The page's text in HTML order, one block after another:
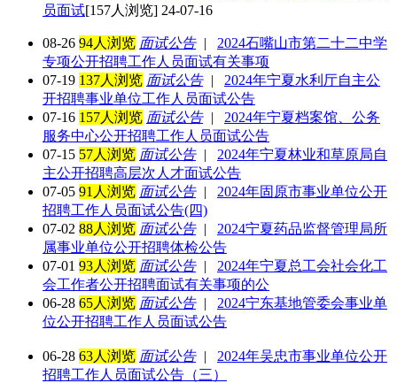
员面试[157人浏览] 24-07-16
08-26 94人浏览 面试公告|
2024石嘴山市第二十二中学
专项公开招聘工作人员面试有关事项
07-19 137人浏览 面试公告|
2024年宁夏水利厅自主公
开招聘事业单位工作人员面试公告
07-16 157人浏览 面试公告|
2024年宁夏档案馆、公务
服务中心公开招聘工作人员面试公告
07-15 57人浏览 面试公告|
2024年宁夏林业和草原局自
主公开招聘高层次人才面试公告
07-05 91人浏览 面试公告|
2024年固原市事业单位公开
招聘工作人员面试公告(四)
07-02 88人浏览 面试公告|
2024宁夏药品监督管理局所
属事业单位公开招聘体检公告
07-01 93人浏览 面试公告|
2024年宁夏总工会社会化工
会工作者公开招聘面试有关事项的公
06-28 65人浏览 面试公告|
2024宁东基地管委会事业单
位公开招聘工作人员面试公告
06-28 63人浏览 面试公告|
2024年吴忠市事业单位公开
招聘工作人员面试公告（三）